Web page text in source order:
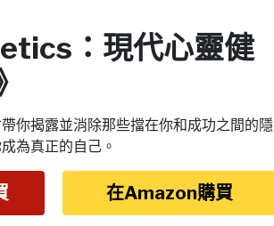
：現代心靈健
你揭露並消除那些擋在你和成功之間的隱
為真正的自己。
在Amazon購買